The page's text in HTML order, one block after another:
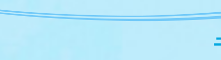
外向発売所 ドリームピッ
マンスリーレースガイド